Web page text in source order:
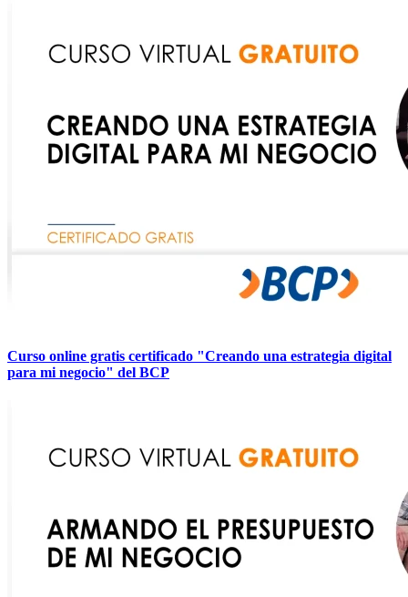
Curso online gratis certificado "Creando una estrategia digital
para mi negocio" del BCP